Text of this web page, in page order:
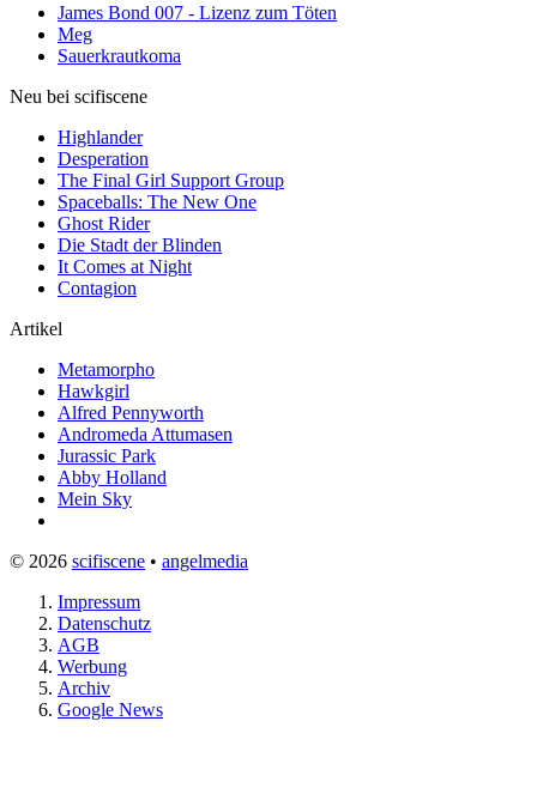
James Bond 007 - Lizenz zum Töten
Meg
Sauerkrautkoma
Neu bei scifiscene
Highlander
Desperation
The Final Girl Support Group
Spaceballs: The New One
Ghost Rider
Die Stadt der Blinden
It Comes at Night
Contagion
Artikel
Metamorpho
Hawkgirl
Alfred Pennyworth
Andromeda Attumasen
Jurassic Park
Abby Holland
Mein Sky
© 2026 scifiscene • angelmedia
Impressum
Datenschutz
AGB
Werbung
Archiv
Google News